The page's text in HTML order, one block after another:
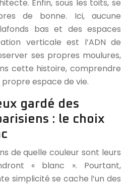
Enfin, sous les toits, se
de bonne. Ici, aucune
bas et des espaces
verticale est l’ADN de
ses propres moulures,
cette histoire, comprendre
espace de vie.
gardé des
: le choix
de quelle couleur sont leurs
« blanc ». Pourtant,
simplicité se cache l’un des